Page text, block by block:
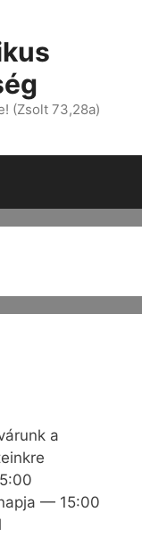
(Zsolt 73,28a)
a
— 15:00